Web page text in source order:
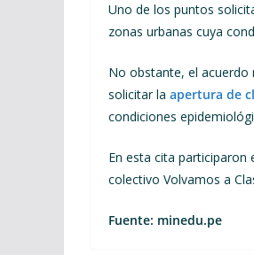
Uno de los puntos
zonas urbanas cuya
No obstante, el acuerdo
solicitar la apertura de
condiciones
En esta cita participaron
colectivo Volvamos a
Fuente: minedu.pe